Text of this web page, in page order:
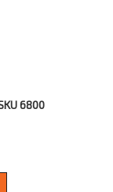
6800